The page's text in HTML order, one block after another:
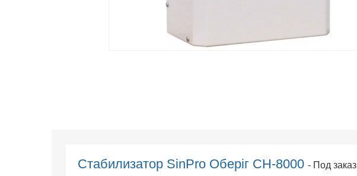
Стабилизатор SinPro Оберіг СН-8000- Под заказ